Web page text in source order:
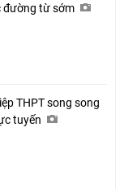
đường từ sớm
THPT song song
tuyến